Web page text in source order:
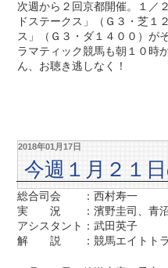
次週から２回京都開催。１／
ドステークス」（Ｇ３・芝１
ス」（Ｇ３・ダ１４００）が
ラマティック競馬も朝１０時
ん、お聴き逃しなく！
2018年01月17日
今週１月２１
総合司会 ：西村寿一
実 況 ：濱野圭司、青沼
アシスタント：武田英子
解 説 ：競馬エイトトラ